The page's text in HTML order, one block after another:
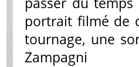
portrait filmé de
tournage, une
Zampagni